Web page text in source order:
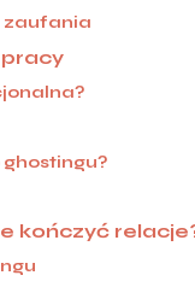
zaufania
pracy
kończyć